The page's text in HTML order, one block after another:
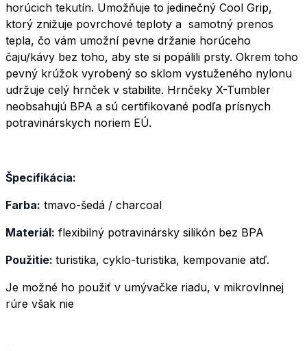
horúcich tekutín. Umožňuje to jedinečný Cool Grip,
ktorý znižuje povrchové teploty a samotný prenos
tepla, čo vám umožní pevne držanie horúceho
čaju/kávy bez toho, aby ste si popálili prsty. Okrem toho
pevný krúžok vyrobený so sklom vystuženého nylonu
udržuje celý hrnček v stabilite. Hrnčeky X-Tumbler
neobsahujú BPA a sú certifikované podľa prísnych
potravinárskych noriem EÚ.
Špecifikácia:
Farba: tmavo-šedá / charcoal
Materiál: flexibilný potravinársky silikón bez BPA
Použitie: turistika, cyklo-turistika, kempovanie atď.
Je možné ho použiť v umývačke riadu, v mikrovlnnej
rúre však nie